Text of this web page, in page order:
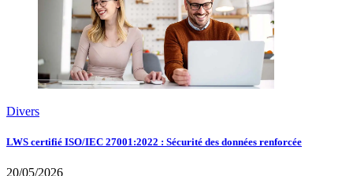
Divers
LWS certifié ISO/IEC 27001:2022 : Sécurité des données renforcée
20/05/2026